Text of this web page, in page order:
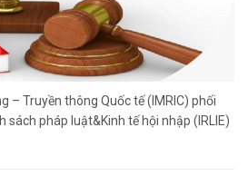
– Truyền thông Quốc tế (IMRIC) phối
sách pháp luật&Kinh tế hội nhập (IRLIE)